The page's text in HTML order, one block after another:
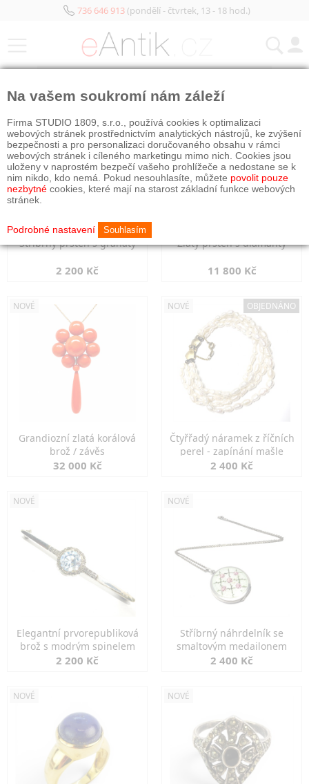
736 646 913(pondělí - čtvrtek, 13 - 18 hod.)
Stříbrný prsten s granáty
2 200 Kč
Zlatý prsten s diamanty
11 800 Kč
NOVÉ
Grandiozní zlatá korálová
brož / závěs
32 000 Kč
NOVÉ OBJEDNÁNO
Čtyřřadý náramek z říčních
perel - zapínání mašle
2 400 Kč
NOVÉ
Elegantní prvorepubliková
brož s modrým spinelem
2 200 Kč
NOVÉ
Stříbrný náhrdelník se
smaltovým medailonem
2 400 Kč
NOVÉ NOVÉ
Na vašem soukromí nám záleží
Firma STUDIO 1809, s.r.o., používá cookies k optimalizaci
webových stránek prostřednictvím analytických nástrojů, ke zvýšení
bezpečnosti a pro personalizaci doručovaného obsahu v rámci
webových stránek i cíleného marketingu mimo nich. Cookies jsou
uloženy v naprostém bezpečí vašeho prohlížeče a nedostane se k
nim nikdo, kdo nemá. Pokud nesouhlasíte, můžete povolit pouze
nezbytné cookies, které mají na starost základní funkce webových
stránek.
Podrobné nastavení Souhlasím